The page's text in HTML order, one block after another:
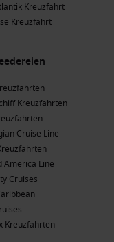
sehr ähnlich.
kostenfrei.
zahlen Kinder
gibt’s im
11 Jahren.
ist speziell für
Nest Baby-Raum
und
Kreuzfahrt
Kreuzfahrt
Kreuzfahrten
Cruise Line
America Line
Cruises
Kreuzfahrten